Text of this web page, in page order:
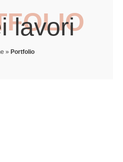
lavori
» Portfolio